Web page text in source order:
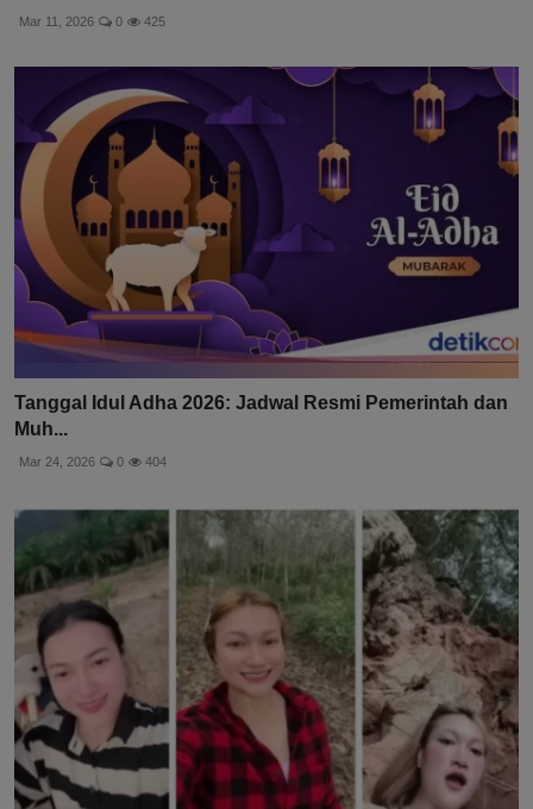
Mar 11, 2026 0 425
Tanggal Idul Adha 2026: Jadwal Resmi Pemerintah dan
Muh...
Mar 24, 2026 0 404